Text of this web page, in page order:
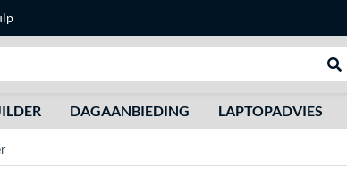
DAGAANBIEDING LAPTOPADVIES